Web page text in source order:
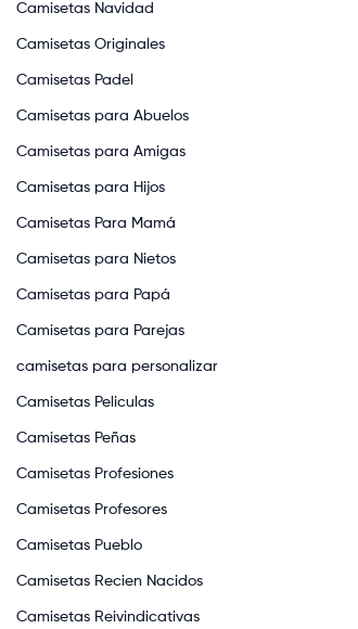
Camisetas Navidad
Camisetas Originales
Camisetas Padel
Camisetas para Abuelos
Camisetas para Amigas
Camisetas para Hijos
Camisetas Para Mamá
Camisetas para Nietos
Camisetas para Papá
Camisetas para Parejas
camisetas para personalizar
Camisetas Peliculas
Camisetas Peñas
Camisetas Profesiones
Camisetas Profesores
Camisetas Pueblo
Camisetas Recien Nacidos
Camisetas Reivindicativas